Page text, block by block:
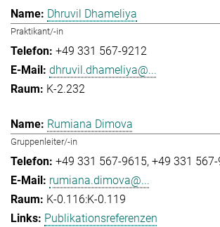
Dhruvil Dhameliya
Praktikant/-in
+49 331 567-9212
dhruvil.dhameliya@...
K-2.232
Rumiana Dimova
Gruppenleiter/-in
+49 331 567-9615 +49 331
rumiana.dimova@...
K-0.116:K-0.119
Publikationsreferenzen